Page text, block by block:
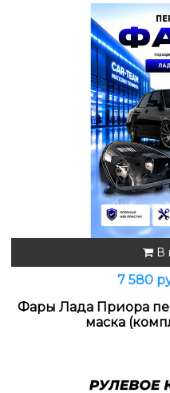
В
7 580
Фары Лада Приора
маска